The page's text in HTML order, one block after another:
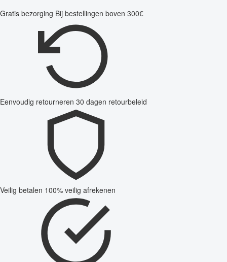
Gratis bezorging Bij bestellingen boven 300€
Eenvoudig retourneren 30 dagen retourbeleid
Veilig betalen 100% veilig afrekenen